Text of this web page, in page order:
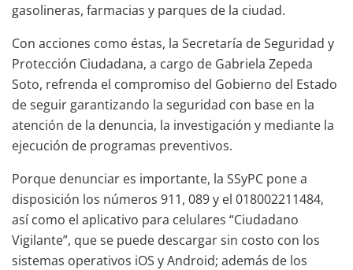
gasolineras, farmacias y parques de la ciudad.
Con acciones como éstas, la Secretaría de Seguridad y
Protección Ciudadana, a cargo de Gabriela Zepeda
Soto, refrenda el compromiso del Gobierno del Estado
de seguir garantizando la seguridad con base en la
atención de la denuncia, la investigación y mediante la
ejecución de programas preventivos.
Porque denunciar es importante, la SSyPC pone a
disposición los números 911, 089 y el 018002211484,
así como el aplicativo para celulares “Ciudadano
Vigilante”, que se puede descargar sin costo con los
sistemas operativos iOS y Android; además de los